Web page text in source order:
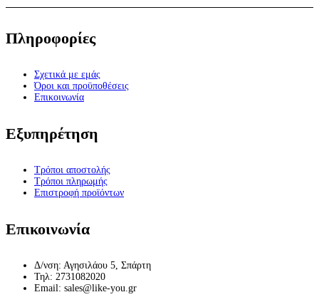
Πληροφορίες
Σχετικά με εμάς
Όροι και προϋποθέσεις
Επικοινωνία
Εξυπηρέτηση
Τρόποι αποστολής
Τρόποι πληρωμής
Επιστροφή προϊόντων
Επικοινωνία
Δ/νση: Αγησιλάου 5, Σπάρτη
Τηλ: 2731082020
Email: sales@like-you.gr